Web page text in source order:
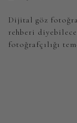
Dijital göz
rehberi
fotoğrafçılığı